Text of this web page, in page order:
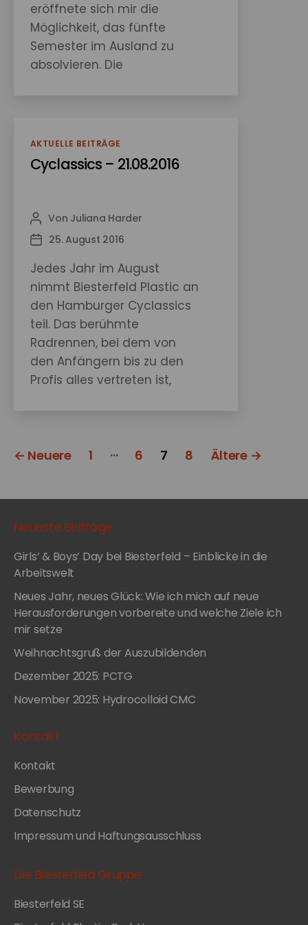
eröffnete sich mir die
Möglichkeit, das fünfte
Semester im Ausland zu
absolvieren. Die
ganzen Welt, sodass ein
großes Netz an
Partneruniversitäten
schnell klar, dass ich mein
Auslandssemester in den
Vereinigten Staaten von
Amerika…
Kategorien
AKTUELLE BEITRÄGE
Cyclassics – 21.08.2016
Beitragsautor
Von Juliana Harder
Veröffentlichungsdatum
25. August 2016
Jedes Jahr im August
nimmt Biesterfeld Plastic an
den Hamburger Cyclassics
teil. Das berühmte
Radrennen, bei dem von
den Anfängern bis zu den
Profis alles vertreten ist,
Mitarbeiterinitiative die
Event auf ein ganzes
Seitennummerierung
Beiträge
← Neuere 1 … 6 7 8 Ältere →
Neueste Beiträge
Girls’ & Boys’ Day bei Biesterfeld – Einblicke in die
Arbeitswelt
Neues Jahr, neues Glück: Wie ich mich auf neue
Herausforderungen vorbereite und welche Ziele ich
mir setze
Weihnachtsgruß der Auszubildenden
Dezember 2025: PCTG
November 2025: Hydrocolloid CMC
Kontakt
Kontakt
Bewerbung
Datenschutz
Impressum und Haftungsausschluss
Die Biesterfeld Gruppe
Biesterfeld SE